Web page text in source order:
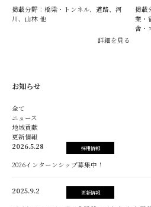
掲載分野：橋梁・トンネル、道路、河
川、山林 他
詳細を見る
掲載
業・
舎・
お知らせ
全て
ニュース
地域貢献
更新情報
2026.5.28
採用情報
2026インターンシップ募集中！
2025.9.2 更新情報